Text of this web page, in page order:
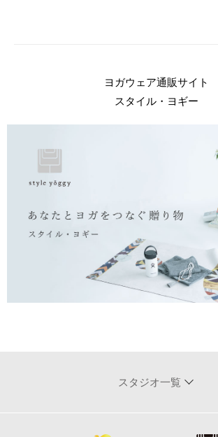
ヨガウェア通販サイト
スタイル・ヨギー
スタジオ一覧